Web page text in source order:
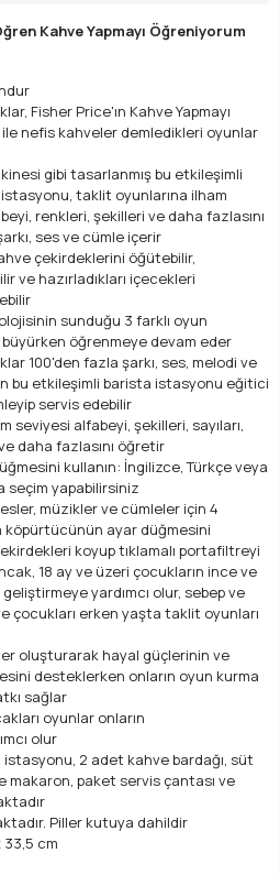
Kahve Yapmayı Öğreniyorum
Fisher Price'ın Kahve Yapmayı
nefis kahveler demledikleri oyunlar
gibi tasarlanmış bu etkileşimli
taklit oyunlarına ilham
renkleri, şekilleri ve daha fazlasını
ses ve cümle içerir
çekirdeklerini öğütebilir,
ve hazırladıkları içecekleri
sunduğu 3 farklı oyun
öğrenmeye devam eder
100'den fazla şarkı, ses, melodi ve
bu etkileşimli barista istasyonu eğitici
servis edebilir
seviyesi alfabeyi, şekilleri, sayıları,
daha fazlasını öğretir
kullanın: İngilizce, Türkçe veya
seçim yapabilirsiniz
müzikler ve cümleler için 4
köpürtücünün ayar düğmesini
koyup tıklamalı portafiltreyi
18 ay ve üzeri çocukların ince ve
yardımcı olur, sebep ve
çocukları erken yaşta taklit oyunları
oluşturarak hayal güçlerinin ve
desteklerken onların oyun kurma
sağlar
oyunlar onların
olur
2 adet kahve bardağı, süt
makaron, paket servis çantası ve
Piller kutuya dahildir
33,5 cm